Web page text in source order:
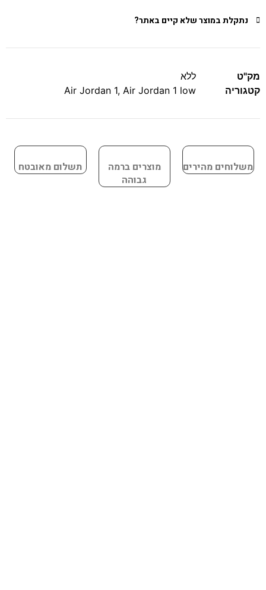
נתקלת במוצר שלא קיים באתר?
מק"ט
ללא
קטגוריה
Air Jordan 1, Air Jordan 1 low
משלוחים מהירים
מוצרים ברמה
גבוהה
תשלום מאובטח